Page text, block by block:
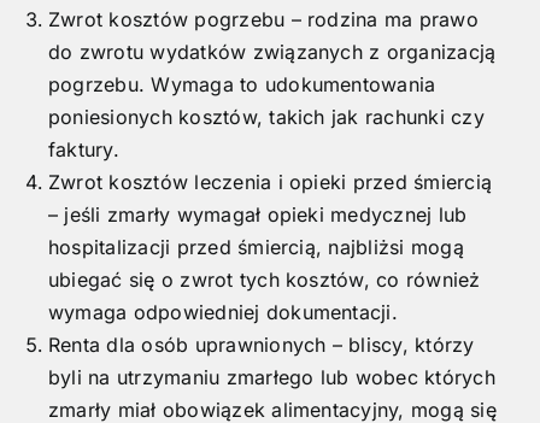
Zwrot kosztów pogrzebu – rodzina ma prawo
do zwrotu wydatków związanych z organizacją
pogrzebu. Wymaga to udokumentowania
poniesionych kosztów, takich jak rachunki czy
faktury.
Zwrot kosztów leczenia i opieki przed śmiercią
– jeśli zmarły wymagał opieki medycznej lub
hospitalizacji przed śmiercią, najbliżsi mogą
ubiegać się o zwrot tych kosztów, co również
wymaga odpowiedniej dokumentacji.
Renta dla osób uprawnionych – bliscy, którzy
byli na utrzymaniu zmarłego lub wobec których
zmarły miał obowiązek alimentacyjny, mogą się